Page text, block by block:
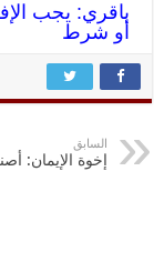
باقري: يجب
أو شرط
السابق
إخوة الإيمان: